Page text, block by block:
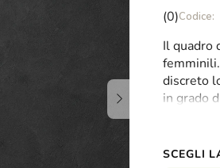
La
media
del
prodotto
è
5
(0)
Il quadro
discreto
in grado
SCEGLI